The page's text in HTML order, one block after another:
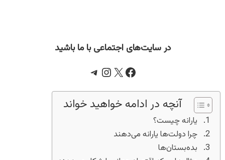
در سایت‌های اجتماعی با ما باشید
Facebook
X
Instagram
Telegram
آنچه در ادامه خواهید خواند
یارانه چیست؟
چرا دولت‌ها یارانه می‌دهند
بده‌بستان‌ها